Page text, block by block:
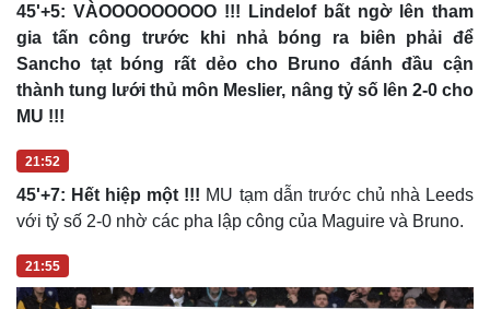
45'+5: VÀOOOOOOOOO !!! Lindelof bất ngờ lên tham
gia tấn công trước khi nhả bóng ra biên phải để
Sancho tạt bóng rất dẻo cho Bruno đánh đầu cận
thành tung lưới thủ môn Meslier, nâng tỷ số lên 2-0 cho
MU !!!
21:52
45'+7: Hết hiệp một !!! MU tạm dẫn trước chủ nhà Leeds
với tỷ số 2-0 nhờ các pha lập công của Maguire và Bruno.
21:55